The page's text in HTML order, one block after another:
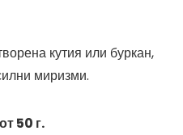
кутия или буркан,
миризми.
50 г.